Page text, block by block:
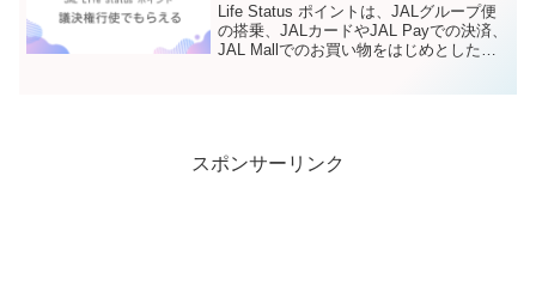
Life Status ポイントは、JALグループ便
の搭乗、JALカードやJAL Payでの決済、
JAL Mallでのお買い物をはじめとした日
スポンサーリンク